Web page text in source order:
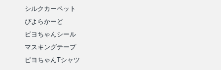
シルクカーペット
ぴよらかーど
ピヨちゃんシール
マスキングテープ
ピヨちゃんTシャツ